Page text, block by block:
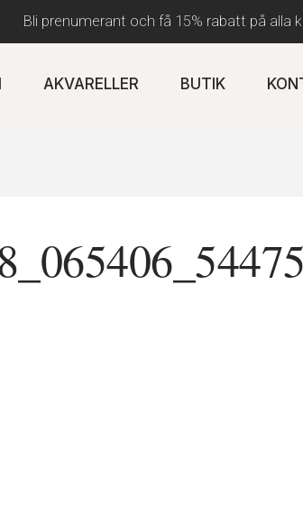
Bli prenumerant och få 15% rabatt på alla
AKVARELLER BUTIK